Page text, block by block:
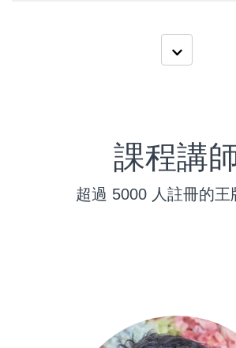
課程講
超過 5000 人註冊的王